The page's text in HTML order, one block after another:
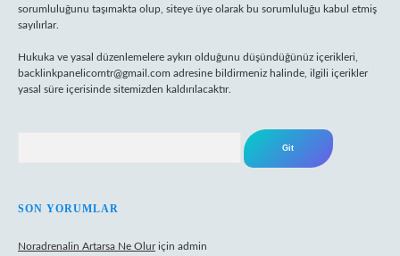
sorumluluğunu taşımakta olup, siteye üye olarak bu sorumluluğu kabul etmiş
sayılırlar.
Hukuka ve yasal düzenlemelere aykırı olduğunu düşündüğünüz içerikleri,
backlinkpanelicomtr@gmail.com adresine bildirmeniz halinde, ilgili içerikler
yasal süre içerisinde sitemizden kaldırılacaktır.
SON YORUMLAR
Noradrenalin Artarsa Ne Oluriçin admin